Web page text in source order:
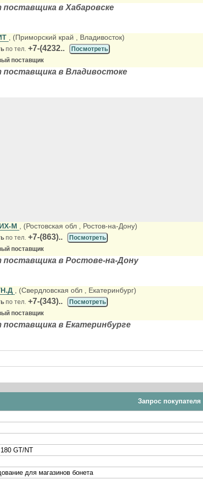
в Хабаровске
, (Приморский край , Владивосток)
по тел. +7-(4232..
Посмотреть
поставщик
в Владивостоке
М , (Ростовская обл , Ростов-на-Дону)
по тел. +7-(863)..
Посмотреть
поставщик
в Ростове-на-Дону
, (Свердловская обл , Екатеринбург)
по тел. +7-(343)..
Посмотреть
поставщик
в Екатеринбурге
Запрос покупателя
GT/NT
для магазинов бонета